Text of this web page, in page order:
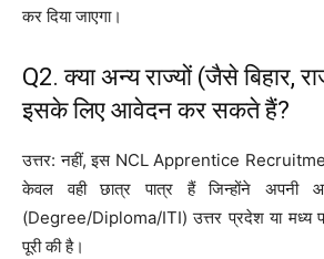
कर दिया जाएगा।
Q2. क्या अन्य राज्यों (जैसे बिहार,
इसके लिए आवेदन कर सकते हैं?
उत्तर: नहीं, इस NCL Apprentice
केवल वही छात्र पात्र हैं जिन्होंने अपनी
(Degree/Diploma/ITI) उत्तर प्रदेश या मध्य
पूरी की है।